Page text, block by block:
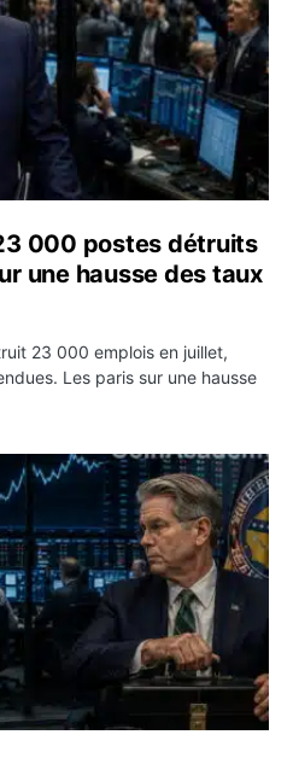
000 postes détruits
une hausse des taux
23 000 emplois en juillet,
Les paris sur une hausse
des euros sans prévenir la